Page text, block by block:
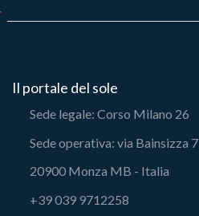
Il portale del sole
Sede legale: Corso Milano 26
Sede operativa: via Bainsizza 7
20900 Monza MB - Italia
+39 039 9712258